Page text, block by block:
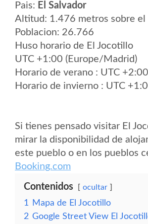
Pais: El Salvador
Altitud: 1.476 metros sobre el
Poblacion: 26.766
Huso horario de El Jocotillo
UTC +1:00 (Europe/Madrid)
Horario de verano : UTC +2:00
Horario de invierno : UTC
Si tienes pensado visitar El
mirar la disponibilidad de
este pueblo o en los pueblos
Booking.com
Contenidos ocultar
1
Mapa de El Jocotillo
2 Google Street View El